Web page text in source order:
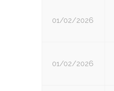
01/02/2026
01/02/2026